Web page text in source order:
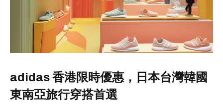
adidas 香港限時優惠，日本台灣韓國
東南亞旅行穿搭首選